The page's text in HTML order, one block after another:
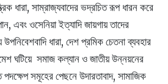
ধারা, সাম্রাজ্যবাদের ভদ্রচিত রূপ ধারন করে
এবং ওসেনিয়া ইত্যাদি জায়গায় তাদের
ধারা, দেশ প্রমিক চেতনা ব্যবহার
ঘটিয়ে সমাজ কল্যান ও জাতীয় উন্নয়নের
সমূহের পেছনে উদারতাবাদ, সামাজিক